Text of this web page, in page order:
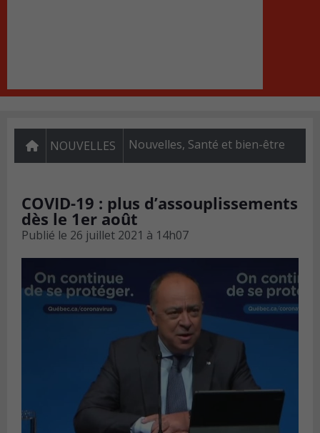
NOUVELLES Nouvelles, Santé et bien-être
COVID-19 : plus d’assouplissements
dès le 1er août
Publié le 26 juillet 2021 à 14h07